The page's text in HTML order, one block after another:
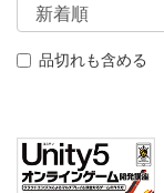
品切れも含める